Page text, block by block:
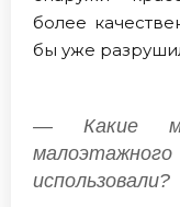
более
бы уже
— Какие
использовали?